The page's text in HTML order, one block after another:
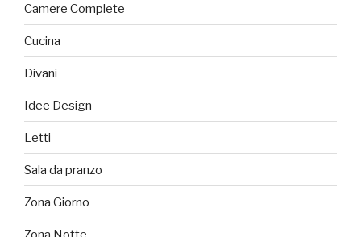
Camere Complete
Cucina
Divani
Idee Design
Letti
Sala da pranzo
Zona Giorno